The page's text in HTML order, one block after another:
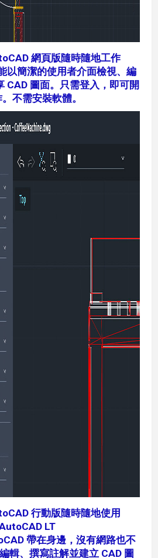
網頁版隨時隨地工作
以簡潔的使用者介面檢視、編
CAD 圖面。只需登入，即可開
不需安裝軟體。
行動版隨時隨地使用
LT
帶在身邊，沒有網路也不
輯、撰寫註解並建立 CAD 圖